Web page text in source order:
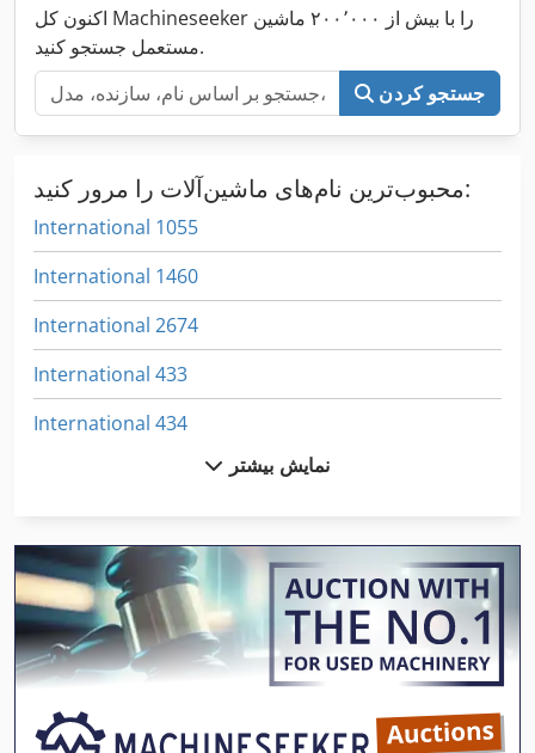
اکنون کل Machineseeker را با بیش از ۲۰۰٬۰۰۰ ماشین
مستعمل جستجو کنید.
جستجو کردن
محبوب‌ترین نام‌های ماشین‌آلات را مرور کنید:
International 1055
International 1460
International 2674
International 433
International 434
International 633
International 733
Kgs 1670
Neophot 2
نمایش بیشتر